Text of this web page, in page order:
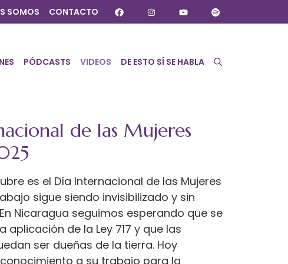
SOMOS CONTACTO
PÓDCASTS VIDEOS DE ESTO SÍ SE HABLA
de las Mujeres
es el Día Internacional de las Mujeres
sigue siendo invisibilizado y sin
Nicaragua seguimos esperando que se
aplicación de la Ley 717 y que las
ser dueñas de la tierra. Hoy
a su trabajo para la